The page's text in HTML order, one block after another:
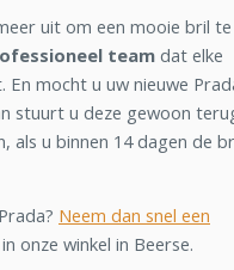
uit om een mooie bril te
team dat elke
En mocht u uw nieuwe
stuurt u deze gewoon
als u binnen 14 dagen de
Neem dan snel een
onze winkel in Beerse.